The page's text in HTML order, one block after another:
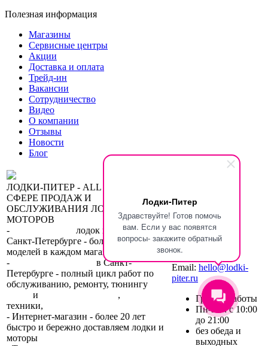
Лодки-Питер
Здравствуйте! Готов помочь
вам. Если у вас появятся
вопросы- закажите обратный
звонок.
Полезная информация
Магазины
Сервисные центры
Акции
Доставка и оплата
Трейд-ин
Вакансии
Сотрудничество
Видео
О компании
Отзывы
Новости
Блог
ЛОДКИ-ПИТЕР - ALL INCLUSIVE В
СФЕРЕ ПРОДАЖ И
ОБСЛУЖИВАНИЯ ЛОДОК И
МОТОРОВ
-
лодок и моторов в
Санкт-Петербурге - большой выбор
моделей в каждом магазине.
-
в Санкт-
Петербурге - полный цикл работ по
обслуживанию, ремонту, тюнингу
и ,
техники,
- Интернет-магазин - более 20 лет
быстро и бережно доставляем лодки и
моторы
+7 (812) 317-22-93
Email: hello@lodki-
piter.ru
График работы
Пн-Вс : с 10:00
до 21:00
без обеда и
выходных